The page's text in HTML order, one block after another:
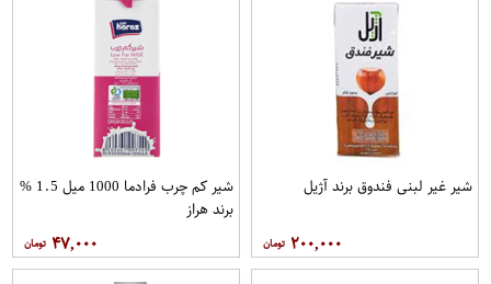
شیر غیر لبنی فندوق برند آژیل
۲۰۰,۰۰۰
شیر کم چرب فرادما 1000 میل 1.5 %
برند هراز
۴۷,۰۰۰